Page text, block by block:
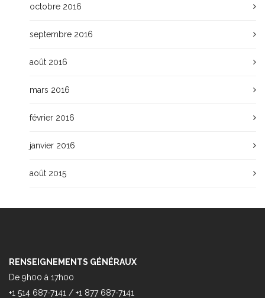
octobre 2016
septembre 2016
août 2016
mars 2016
février 2016
janvier 2016
août 2015
RENSEIGNEMENTS GÉNÉRAUX
De 9h00 à 17h00
+1 514 687-7141 / +1 877 687-7141